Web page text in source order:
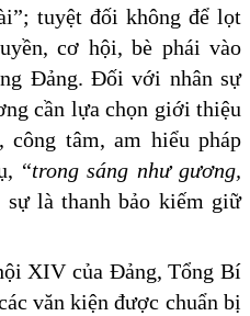
tuyệt đối không để lọt
cơ hội, bè phái vào
Đảng. Đối với nhân sự
cần lựa chọn giới thiệu
tâm, am hiểu pháp
“trong sáng như gương,
sự là thanh bảo kiếm giữ
XIV của Đảng, Tổng Bí
văn kiện được chuẩn bị